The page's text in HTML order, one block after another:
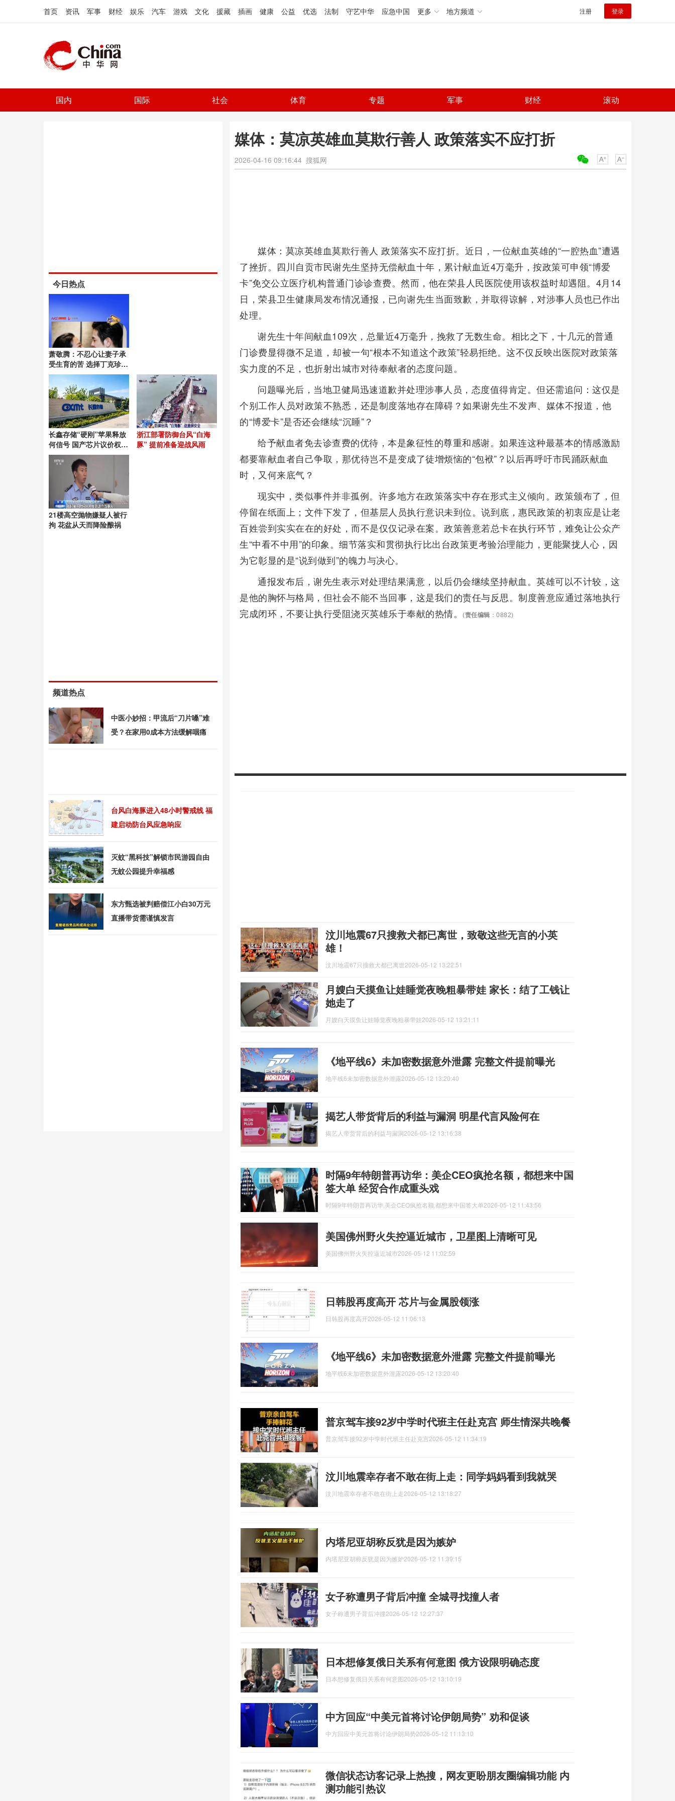
首页 资讯 军事 财经 娱乐 汽车 游戏 文化 援藏 插画 健康 公益 优选 法制 守艺中华 应急中国 更多 地方频道 注册 登录
国内 国际 社会 体育 专题 军事 财经 滚动
媒体：莫凉英雄血莫欺行善人 政策落实不应打折
2026-04-16 09:16:44 搜狐网
媒体：莫凉英雄血莫欺行善人 政策落实不应打折。近日，一位献血英雄的“一腔热血”遭遇
了挫折。四川自贡市民谢先生坚持无偿献血十年，累计献血近4万毫升，按政策可申领“博爱
卡”免交公立医疗机构普通门诊诊查费。然而，他在荣县人民医院使用该权益时却遇阻。4月14
日，荣县卫生健康局发布情况通报，已向谢先生当面致歉，并取得谅解，对涉事人员也已作出
处理。
谢先生十年间献血109次，总量近4万毫升，挽救了无数生命。相比之下，十几元的普通
门诊费显得微不足道，却被一句“根本不知道这个政策”轻易拒绝。这不仅反映出医院对政策落
实力度的不足，也折射出城市对待奉献者的态度问题。
问题曝光后，当地卫健局迅速道歉并处理涉事人员，态度值得肯定。但还需追问：这仅是
个别工作人员对政策不熟悉，还是制度落地存在障碍？如果谢先生不发声、媒体不报道，他
的“博爱卡”是否还会继续“沉睡”？
给予献血者免去诊查费的优待，本是象征性的尊重和感谢。如果连这种最基本的情感激励
都要靠献血者自己争取，那优待岂不是变成了徒增烦恼的“包袱”？以后再呼吁市民踊跃献血
时，又何来底气？
现实中，类似事件并非孤例。许多地方在政策落实中存在形式主义倾向。政策颁布了，但
停留在纸面上；文件下发了，但基层人员执行意识未到位。说到底，惠民政策的初衷应是让老
百姓尝到实实在在的好处，而不是仅仅记录在案。政策善意若总卡在执行环节，难免让公众产
生“中看不中用”的印象。细节落实和贯彻执行比出台政策更考验治理能力，更能聚拢人心，因
为它彰显的是“说到做到”的魄力与决心。
通报发布后，谢先生表示对处理结果满意，以后仍会继续坚持献血。英雄可以不计较，这
是他的胸怀与格局，但社会不能不当回事，这是我们的责任与反思。制度善意应通过落地执行
完成闭环，不要让执行受阻浇灭英雄乐于奉献的热情。
(责任编辑 ：0882)
汶川地震67只搜救犬都已离世，致敬这些无言的小英
雄！
汶川地震67只搜救犬都已离世2026-05-12 13:22:51
月嫂白天摸鱼让娃睡觉夜晚粗暴带娃 家长：结了工钱让
她走了
月嫂白天摸鱼让娃睡觉夜晚粗暴带娃2026-05-12 13:21:11
《地平线6》未加密数据意外泄露 完整文件提前曝光
地平线6未加密数据意外泄露2026-05-12 13:20:40
揭艺人带货背后的利益与漏洞 明星代言风险何在
揭艺人带货背后的利益与漏洞2026-05-12 13:16:38
时隔9年特朗普再访华：美企CEO疯抢名额，都想来中国
签大单 经贸合作成重头戏
时隔9年特朗普再访华,美企CEO疯抢名额,都想来中国签大单2026-05-12 11:43:56
美国佛州野火失控逼近城市，卫星图上清晰可见
美国佛州野火失控逼近城市2026-05-12 11:02:59
日韩股再度高开 芯片与金属股领涨
日韩股再度高开2026-05-12 11:06:13
《地平线6》未加密数据意外泄露 完整文件提前曝光
地平线6未加密数据意外泄露2026-05-12 13:20:40
普京驾车接92岁中学时代班主任赴克宫 师生情深共晚餐
普京驾车接92岁中学时代班主任赴克宫2026-05-12 11:34:19
汶川地震幸存者不敢在街上走：同学妈妈看到我就哭
汶川地震幸存者不敢在街上走2026-05-12 13:18:27
内塔尼亚胡称反犹是因为嫉妒
内塔尼亚胡称反犹是因为嫉妒2026-05-12 11:39:15
女子称遭男子背后冲撞 全城寻找撞人者
女子称遭男子背后冲撞2026-05-12 12:27:37
日本想修复俄日关系有何意图 俄方设限明确态度
日本想修复俄日关系有何意图2026-05-12 13:10:19
中方回应“中美元首将讨论伊朗局势” 劝和促谈
中方回应中美元首将讨论伊朗局势2026-05-12 11:13:10
微信状态访客记录上热搜，网友更盼朋友圈编辑功能 内
测功能引热议
今日热点
萧敬腾：不忍心让妻子承
受生育的苦 选择丁克珍惜
当下
长鑫存储“硬刚”苹果释放
何信号 国产芯片议价权崛
起
浙江部署防御台风“白海
豚” 提前准备迎战风雨
21楼高空抛物嫌疑人被行
拘 花盆从天而降险酿祸
频道热点
中医小妙招：甲流后“刀片嗓”难
受？在家用0成本方法缓解咽痛
台风白海豚进入48小时警戒线 福
建启动防台风应急响应
灭蚊“黑科技”解锁市民游园自由
无蚊公园提升幸福感
东方甄选被判赔偿江小白30万元
直播带货需谨慎发言